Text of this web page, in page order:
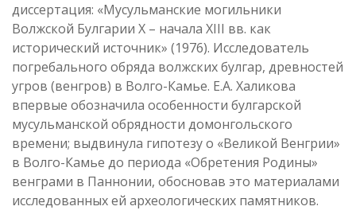
диссертация: «Мусульманские могильники
Волжской Булгарии X – начала XIII вв. как
исторический источник» (1976). Исследователь
погребального обряда волжских булгар, древностей
угров (венгров) в Волго-Камье. Е.А. Халикова
впервые обозначила особенности булгарской
мусульманской обрядности домонгольского
времени; выдвинула гипотезу о «Великой Венгрии»
в Волго-Камье до периода «Обретения Родины»
венграми в Паннонии, обосновав это материалами
исследованных ей археологических памятников.